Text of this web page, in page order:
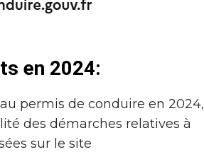
en 2024:
permis de conduire en 2024,
des démarches relatives à
sur le site